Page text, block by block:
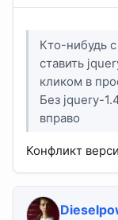
Кто-нибудь
ставить
кликом в
Без jquery-
вправо
Конфликт